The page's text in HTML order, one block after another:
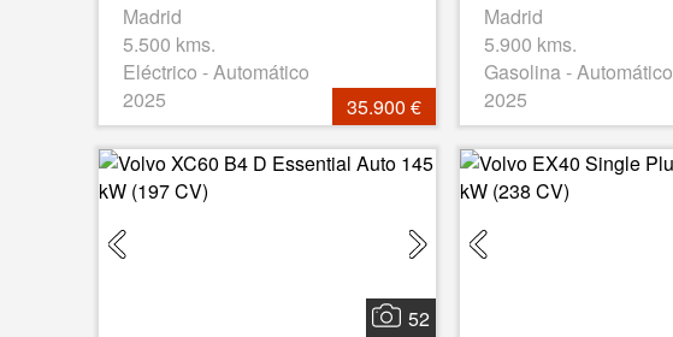
Madrid
5.500 kms.
Eléctrico - Automático
2025
35.900 €
Madrid
5.900 kms.
Gasolina - Automático
2025
52